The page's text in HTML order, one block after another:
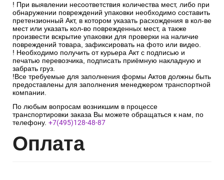
! При выявлении несоответствия количества мест, либо при
обнаружении повреждений упаковки необходимо составить
претензионный Акт, в котором указать расхождения в кол-ве
мест или указать кол-во поврежденных мест, а также
произвести вскрытие упаковки для проверки на наличие
повреждений товара, зафиксировать на фото или видео.
! Необходимо получить от курьера Акт с подписью и
печатью перевозчика, подписать приёмную накладную и
забрать груз.
!Все требуемые для заполнения формы Актов должны быть
предоставлены для заполнения менеджером транспортной
компании.
По любым вопросам возникшим в процессе
транспортировки заказа Вы можете обращаться к нам, по
телефону. +7(495)128-48-87
Оплата